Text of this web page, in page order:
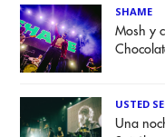
SHAME
Mosh y
USTED
Una